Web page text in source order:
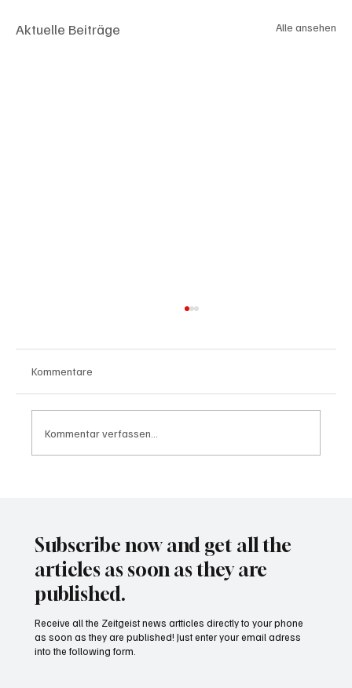
Aktuelle Beiträge Alle ansehen
Kommentare
Kommentar verfassen...
Subscribe now and get all the
articles as soon as they are
published.
Receive all the Zeitgeist news artticles directly to your phone
as soon as they are published! Just enter your email adress
into the following form.